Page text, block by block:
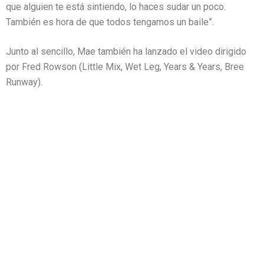
que alguien te está sintiendo, lo haces sudar un poco.
También es hora de que todos tengamos un baile”.
Junto al sencillo, Mae también ha lanzado el video dirigido
por Fred Rowson (Little Mix, Wet Leg, Years & Years, Bree
Runway).